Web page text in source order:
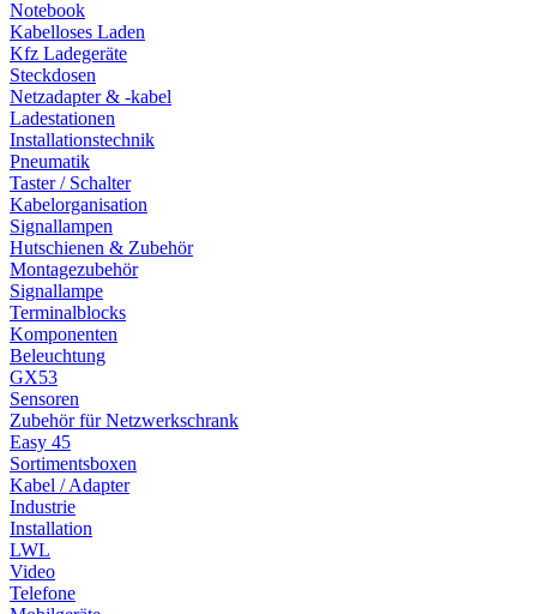
Notebook
Kabelloses Laden
Kfz Ladegeräte
Steckdosen
Netzadapter & -kabel
Ladestationen
Installationstechnik
Pneumatik
Taster / Schalter
Kabelorganisation
Signallampen
Hutschienen & Zubehör
Montagezubehör
Signallampe
Terminalblocks
Komponenten
Beleuchtung
GX53
Sensoren
Zubehör für Netzwerkschrank
Easy 45
Sortimentsboxen
Kabel / Adapter
Industrie
Installation
LWL
Video
Telefone